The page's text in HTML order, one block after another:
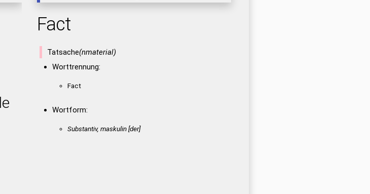
Fact
Tatsache(nmaterial)
Worttrennung:
Fact
Wortform:
Substantiv, maskulin [der]